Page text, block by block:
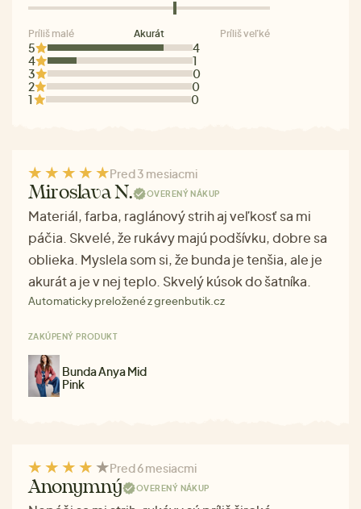
5
4
4
1
3
0
2
0
1
0
Príliš malé Akurát Príliš veľké
Pred 3 mesiacmi
Miroslava N. OVERENÝ NÁKUP
Materiál, farba, raglánový strih aj veľkosť sa mi
páčia. Skvelé, že rukávy majú podšívku, dobre sa
oblieka. Myslela som si, že bunda je tenšia, ale je
akurát a je v nej teplo. Skvelý kúsok do šatníka.
Automaticky preložené z greenbutik.cz
ZAKÚPENÝ PRODUKT
Bunda Anya Mid
Pink
Pred 6 mesiacmi
Anonymný OVERENÝ NÁKUP